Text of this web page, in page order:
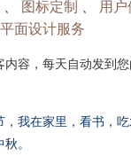
图标定制
用
平面设计服务
容，每天自动发到您
，我在家里，看书，
。